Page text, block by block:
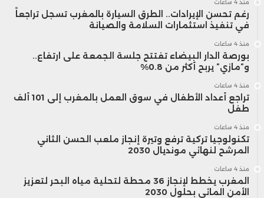
منذ 4 ساعات
رغم تحسن الإيرادات.. الطرق السيارة بالمغرب تسجل تراجعاً
في تنفيذ استثمارات السلامة والصيانة
منذ 4 ساعات
بورصة الدار البيضاء تفتتح جلسة الجمعة على ارتفاع..
و”مازي” يربح أكثر من 0.8%
منذ 4 ساعات
تراجع أعداد الأطفال في سوق العمل بالمغرب إلى 101 ألف
طفل
منذ 4 ساعات
تكنولوجيا تركية ترفع وتيرة إنجاز ملعب الحسن الثاني
المرشح لنهائي مونديال 2030
منذ 4 ساعات
المغرب يخطط لإنجاز 36 محطة لتحلية مياه البحر لتعزيز
الأمن المائي بحلول 2030